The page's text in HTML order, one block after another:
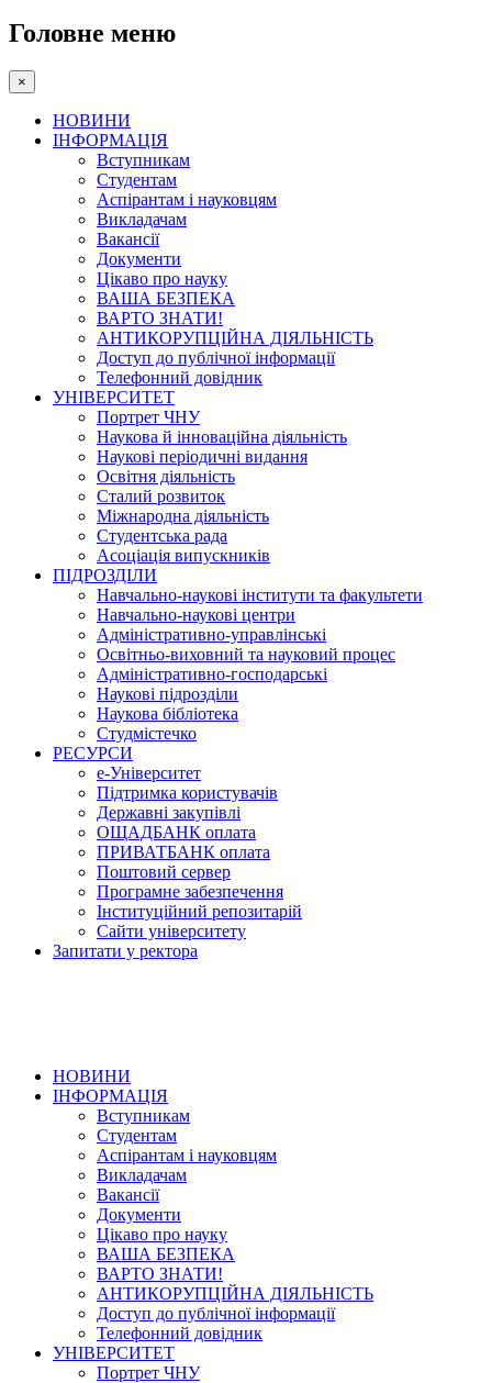
Головне меню
×
НОВИНИ
ІНФОРМАЦІЯ
Вступникам
Студентам
Аспірантам і науковцям
Викладачам
Вакансії
Документи
Цікаво про науку
ВАША БЕЗПЕКА
ВАРТО ЗНАТИ!
АНТИКОРУПЦІЙНА ДІЯЛЬНІСТЬ
Доступ до публічної інформації
Телефонний довідник
УНІВЕРСИТЕТ
Портрет ЧНУ
Наукова й інноваційна діяльність
Наукові періодичні видання
Освітня діяльність
Сталий розвиток
Міжнародна діяльність
Студентська рада
Асоціація випускників
ПІДРОЗДІЛИ
Навчально-наукові інститути та факультети
Навчально-наукові центри
Адміністративно-управлінські
Освітньо-виховний та науковий процес
Адміністративно-господарські
Наукові підрозділи
Наукова бібліотека
Студмістечко
РЕСУРСИ
е-Університет
Підтримка користувачів
Державні закупівлі
ОЩАДБАНК оплата
ПРИВАТБАНК оплата
Поштовий сервер
Програмне забезпечення
Інституційний репозитарій
Сайти університету
Запитати у ректора
НОВИНИ
ІНФОРМАЦІЯ
Вступникам
Студентам
Аспірантам і науковцям
Викладачам
Вакансії
Документи
Цікаво про науку
ВАША БЕЗПЕКА
ВАРТО ЗНАТИ!
АНТИКОРУПЦІЙНА ДІЯЛЬНІСТЬ
Доступ до публічної інформації
Телефонний довідник
УНІВЕРСИТЕТ
Портрет ЧНУ